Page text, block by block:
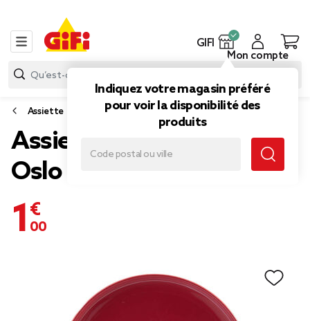
GIFI
Indiquez votre magasin préféré
pour voir la disponibilité des
produits
Mon compte
Assiette
Assiette à dessert ronde
Oslo rouge Ø19cm
1,00 €